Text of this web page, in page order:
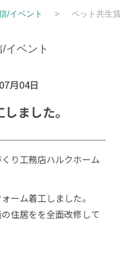
/イベント ペット共生
イベント
月04日
ました。
り工務店ハルクホーム
ーム着工しました。
住居をを全面改修して